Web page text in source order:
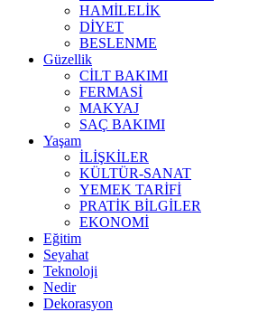
HAMİLELİK
DİYET
BESLENME
Güzellik
CİLT BAKIMI
FERMASİ
MAKYAJ
SAÇ BAKIMI
Yaşam
İLİŞKİLER
KÜLTÜR-SANAT
YEMEK TARİFİ
PRATİK BİLGİLER
EKONOMİ
Eğitim
Seyahat
Teknoloji
Nedir
Dekorasyon